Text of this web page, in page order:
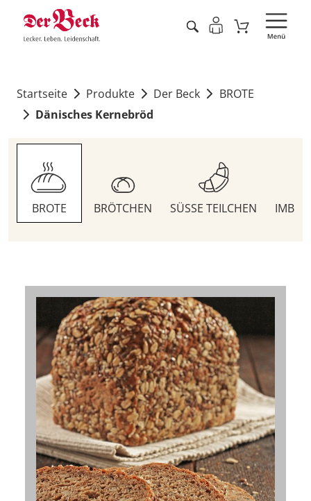
Startseite Produkte Der Beck
BROTE
Dänisches Kernebröd
BROTE BRÖTCHEN SÜSSE TEILCHEN